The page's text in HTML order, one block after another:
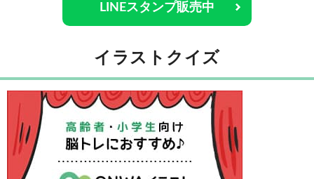
LINEスタンプ販売中
イラストクイズ